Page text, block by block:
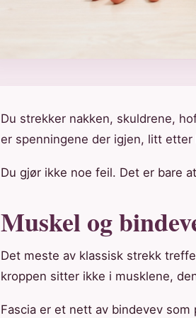
Du strekker nakken, skuldrene,
er spenningene der igjen, litt
Du gjør ikke noe feil. Det er bare
Muskel og
Det meste av klassisk strekk
kroppen sitter ikke i musklene,
Fascia er et nett av bindevev